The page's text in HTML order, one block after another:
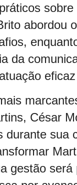
abordou
da
César
durante sua
gestão